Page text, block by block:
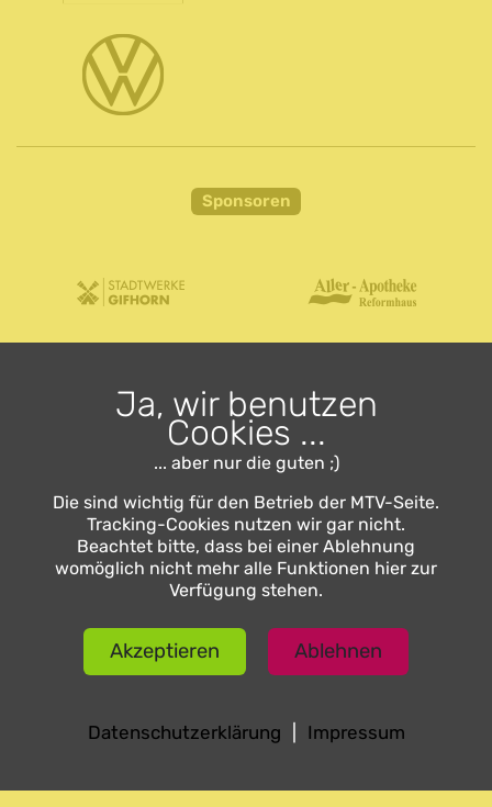
Sponsoren
Ja, wir benutzen
Cookies ...
... aber nur die guten ;)
Die sind wichtig für den Betrieb der MTV-Seite.
Tracking-Cookies nutzen wir gar nicht.
Beachtet bitte, dass bei einer Ablehnung
womöglich nicht mehr alle Funktionen hier zur
Verfügung stehen.
Akzeptieren Ablehnen
Datenschutzerklärung Impressum